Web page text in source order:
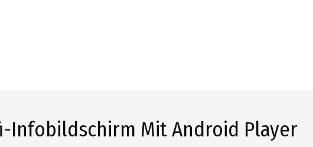
Infobildschirm Mit Android Player